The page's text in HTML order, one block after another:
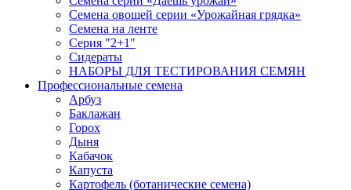
Семена овощей серии «Урожайная грядка»
Семена на ленте
Серия "2+1"
Сидераты
НАБОРЫ ДЛЯ ТЕСТИРОВАНИЯ СЕМЯН
Профессиональные семена
Арбуз
Баклажан
Горох
Дыня
Кабачок
Капуста
Картофель (ботанические семена)